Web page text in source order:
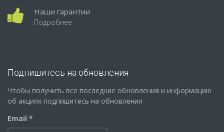
Наши гарантии
Подробнее
Подпишитесь на обновления
Чтобы получить все последние обновления и информацию
об акциях подпишитесь на обновления
Email *